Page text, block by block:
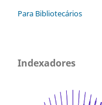
Para Bibliotecários
Indexadores